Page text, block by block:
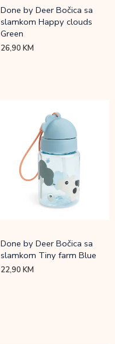
Done by Deer Bočica sa
slamkom Happy clouds
Green
26,90KM
Done by Deer Bočica sa
slamkom Tiny farm Blue
22,90KM